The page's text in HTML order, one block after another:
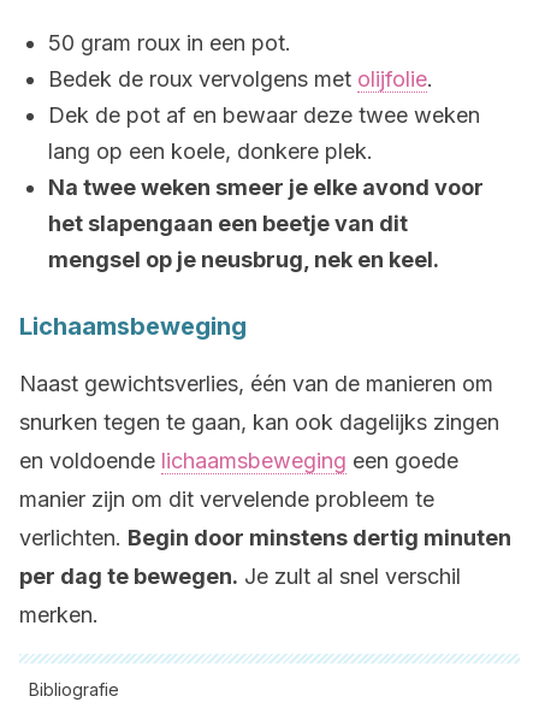
50 gram roux in een pot.
Bedek de roux vervolgens met olijfolie.
Dek de pot af en bewaar deze twee weken
lang op een koele, donkere plek.
Na twee weken smeer je elke avond voor
het slapengaan een beetje van dit
mengsel op je neusbrug, nek en keel.
Lichaamsbeweging
Naast gewichtsverlies, één van de manieren om
snurken tegen te gaan, kan ook dagelijks zingen
en voldoende lichaamsbeweging een goede
manier zijn om dit vervelende probleem te
verlichten. Begin door minstens dertig minuten
per dag te bewegen. Je zult al snel verschil
merken.
Bibliografie